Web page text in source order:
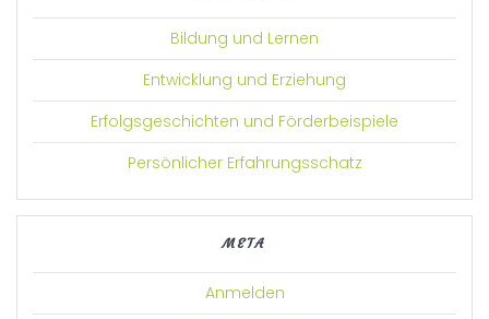
Bildung und Lernen
Entwicklung und Erziehung
Erfolgsgeschichten und Förderbeispiele
Persönlicher Erfahrungsschatz
META
Anmelden